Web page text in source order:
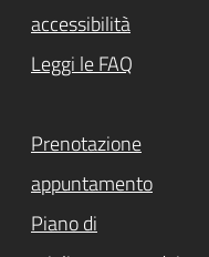
accessibilità
Leggi le FAQ
Prenotazione
appuntamento
Piano di